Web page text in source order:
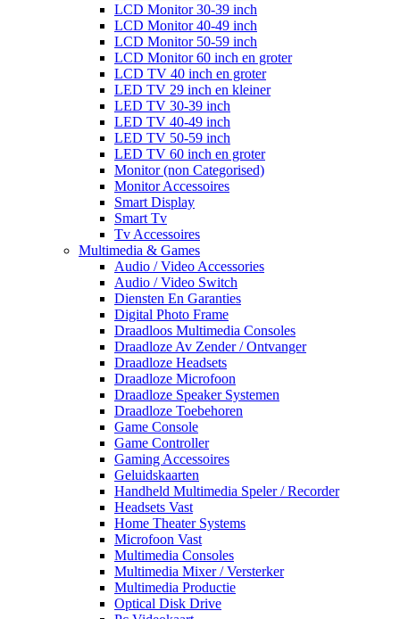
LCD Monitor 30-39 inch
LCD Monitor 40-49 inch
LCD Monitor 50-59 inch
LCD Monitor 60 inch en groter
LCD TV 40 inch en groter
LED TV 29 inch en kleiner
LED TV 30-39 inch
LED TV 40-49 inch
LED TV 50-59 inch
LED TV 60 inch en groter
Monitor (non Categorised)
Monitor Accessoires
Smart Display
Smart Tv
Tv Accessoires
Multimedia & Games
Audio / Video Accessories
Audio / Video Switch
Diensten En Garanties
Digital Photo Frame
Draadloos Multimedia Consoles
Draadloze Av Zender / Ontvanger
Draadloze Headsets
Draadloze Microfoon
Draadloze Speaker Systemen
Draadloze Toebehoren
Game Console
Game Controller
Gaming Accessoires
Geluidskaarten
Handheld Multimedia Speler / Recorder
Headsets Vast
Home Theater Systems
Microfoon Vast
Multimedia Consoles
Multimedia Mixer / Versterker
Multimedia Productie
Optical Disk Drive